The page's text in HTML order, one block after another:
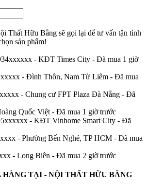
Thất Hữu Bằng sẽ gọi lại để tư vấn tận tình
sản phẩm!
- KĐT Times City - Đã mua 1 giờ
- Đình Thôn, Nam Từ Liêm - Đã mua
- Chung cư FPT Plaza Đà Nẵng - Đã
Quốc Việt - Đã mua 1 giờ trước
- KĐT Vinhome Smart City - Đã
- Phường Bến Nghé, TP HCM - Đã mua
- Long Biên - Đã mua 2 giờ trước
TẠI - NỘI THẤT HỮU BẰNG